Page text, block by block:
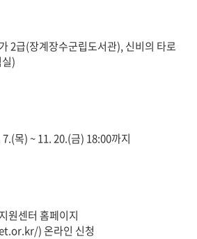
2급(장계장수군립도서관), 신비의 타로
)
목) ~ 11. 20.(금) 18:00까지
원센터 홈페이지
) 온라인 신청